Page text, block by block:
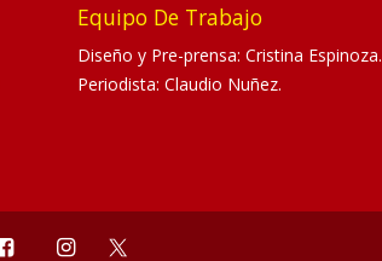
Equipo De Trabajo
Diseño y Pre-prensa: Cristina Espinoza.
Periodista: Claudio Nuñez.